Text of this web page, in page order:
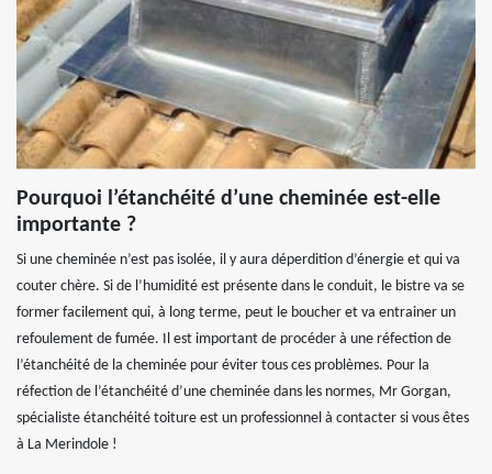
Pourquoi l’étanchéité d’une cheminée est-elle
importante ?
Si une cheminée n’est pas isolée, il y aura déperdition d’énergie et qui va
couter chère. Si de l’humidité est présente dans le conduit, le bistre va se
former facilement qui, à long terme, peut le boucher et va entrainer un
refoulement de fumée. Il est important de procéder à une réfection de
l’étanchéité de la cheminée pour éviter tous ces problèmes. Pour la
réfection de l’étanchéité d’une cheminée dans les normes, Mr Gorgan,
spécialiste étanchéité toiture est un professionnel à contacter si vous êtes
à La Merindole !